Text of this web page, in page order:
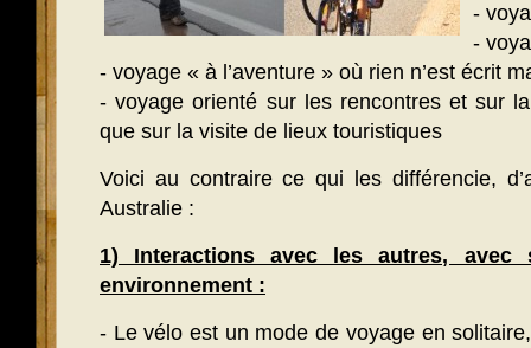
-
-
- voyage « à l’aventure » où rien n’est écrit
- voyage orienté sur les rencontres et sur
que sur la visite de lieux touristiques
Voici au contraire ce qui les différencie,
Australie :
1) Interactions avec les autres, avec
environnement :
- Le vélo est un mode de voyage en